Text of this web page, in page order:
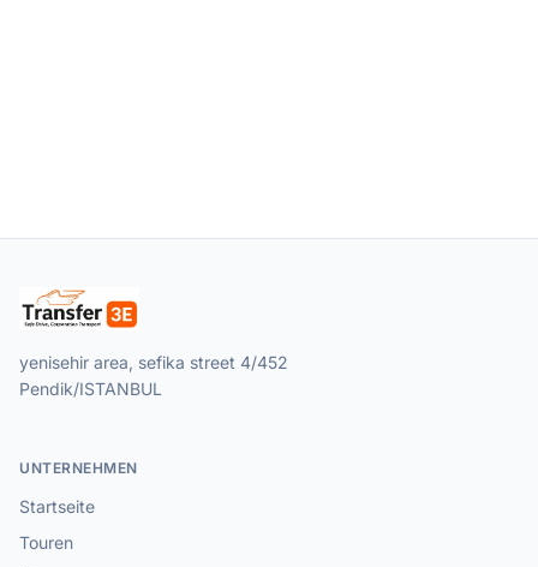
yenisehir area, sefika street 4/452
Pendik/ISTANBUL
UNTERNEHMEN
Startseite
Touren